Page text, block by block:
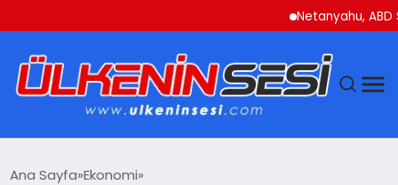
Netanyahu, ABD
Ana Sayfa Ekonomi